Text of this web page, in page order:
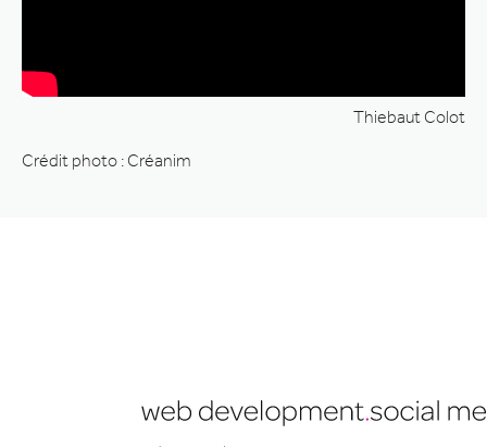
Thiebaut Colot
Crédit photo : Créanim